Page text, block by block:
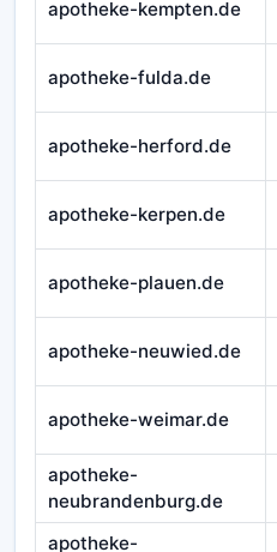
apotheke-kempten.de
apotheke-fulda.de
apotheke-herford.de
apotheke-kerpen.de
apotheke-plauen.de
apotheke-neuwied.de
apotheke-weimar.de
apotheke-
neubrandenburg.de
apotheke-